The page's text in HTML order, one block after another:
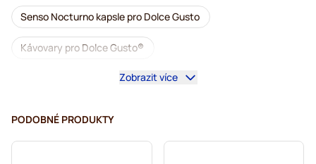
Senso Nocturno kapsle pro Dolce Gusto
Kávovary pro Dolce Gusto®
Příslušenství pro Dolce Gusto®
Odvápnění a údržba pro Dolce Gusto
Zobrazit více
PODOBNÉ PRODUKTY